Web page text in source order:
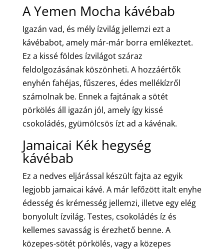
A Yemen Mocha kávébab
Igazán vad, és mély ízvilág jellemzi ezt a
kávébabot, amely már-már borra emlékeztet.
Ez a kissé földes ízvilágot száraz
feldolgozásának köszönheti. A hozzáértők
enyhén fahéjas, fűszeres, édes mellékízről
számolnak be. Ennek a fajtának a sötét
pörkölés áll igazán jól, amely így kissé
csokoládés, gyümölcsös ízt ad a kávénak.
Jamaicai Kék hegység
kávébab
Ez a nedves eljárással készült fajta az egyik
legjobb jamaicai kávé. A már lefőzött italt enyhe
édesség és krémesség jellemzi, illetve egy elég
bonyolult ízvilág. Testes, csokoládés íz és
kellemes savasság is érezhető benne. A
közepes-sötét pörkölés, vagy a közepes